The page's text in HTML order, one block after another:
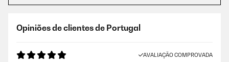
Opiniões de clientes de Portugal
AVALIAÇÃO COMPROVADA